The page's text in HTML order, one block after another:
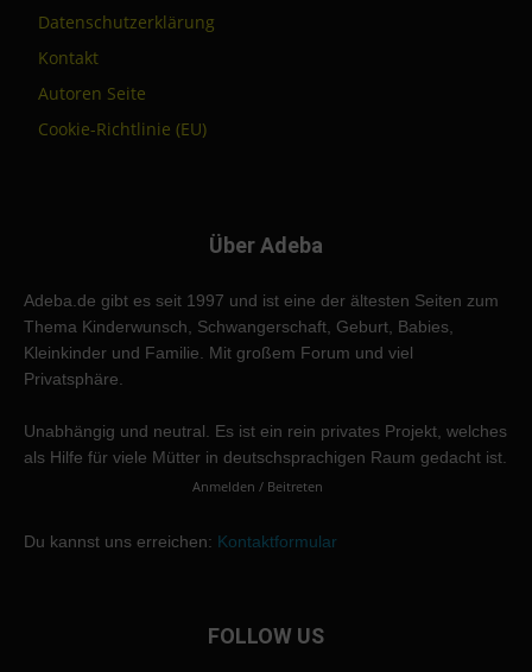
Datenschutzerklärung
Kontakt
Autoren Seite
Cookie-Richtlinie (EU)
Über Adeba
Adeba.de gibt es seit 1997 und ist eine der ältesten Seiten zum
Thema Kinderwunsch, Schwangerschaft, Geburt, Babies,
Kleinkinder und Familie. Mit großem Forum und viel
Privatsphäre.
Unabhängig und neutral. Es ist ein rein privates Projekt, welches
als Hilfe für viele Mütter in deutschsprachigen Raum gedacht ist.
Anmelden / Beitreten
Du kannst uns erreichen: Kontaktformular
FOLLOW US